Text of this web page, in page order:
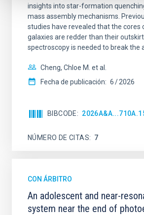
insights into star-formation
mass assembly mechanisms.
studies have revealed that the cores
galaxies are redder than their
spectroscopy is needed to break the
Cheng, Chloe M. et al.
Fecha de publicación: 6 2026
BIBCODE
NÚMERO DE CITAS 7
CON ÁRBITRO
An adolescent and near-
system near the end of